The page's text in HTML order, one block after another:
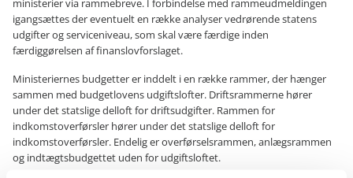
ministerier via rammebreve. I forbindelse med rammeudmeldingen
igangsættes der eventuelt en række analyser vedrørende statens
udgifter og serviceniveau, som skal være færdige inden
færdiggørelsen af finanslovforslaget.
Ministeriernes budgetter er inddelt i en række rammer, der hænger
sammen med budgetlovens udgiftslofter. Driftsrammerne hører
under det statslige delloft for driftsudgifter. Rammen for
indkomstoverførsler hører under det statslige delloft for
indkomstoverførsler. Endelig er overførselsrammen, anlægsrammen
og indtægtsbudgettet uden for udgiftsloftet.